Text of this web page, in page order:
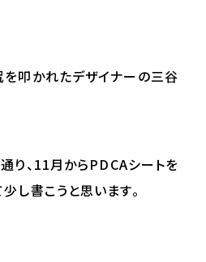
叩かれたデザイナーの三谷
り、11月からPDCAシートを
し書こうと思います。